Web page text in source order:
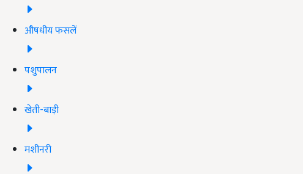
औषधीय फसलें
पशुपालन
खेती-बाड़ी
मशीनरी